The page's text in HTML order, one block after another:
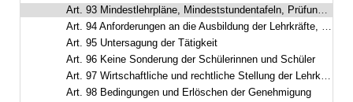
Art. 93 Mindestlehrpläne, Mindeststundentafeln, Prüfungsordnungen
Art. 94 Anforderungen an die Ausbildung der Lehrkräfte, persönliche Eignung von Personal
Art. 95 Untersagung der Tätigkeit
Art. 96 Keine Sonderung der Schülerinnen und Schüler
Art. 97 Wirtschaftliche und rechtliche Stellung der Lehrkräfte
Art. 98 Bedingungen und Erlöschen der Genehmigung